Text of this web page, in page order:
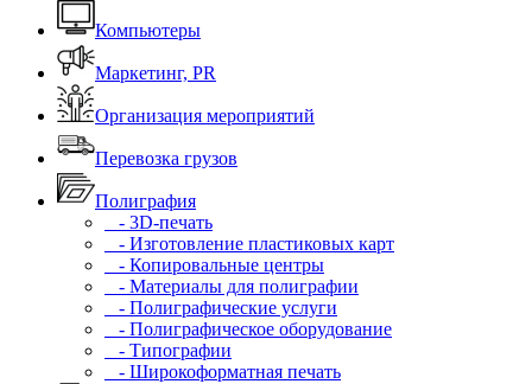
Компьютеры
Маркетинг, PR
Организация мероприятий
Перевозка грузов
Полиграфия
- 3D-печать
- Изготовление пластиковых карт
- Копировальные центры
- Материалы для полиграфии
- Полиграфические услуги
- Полиграфическое оборудование
- Типографии
- Широкоформатная печать